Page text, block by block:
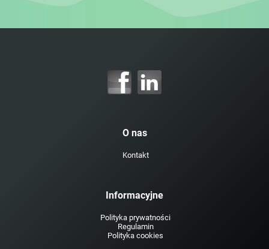
O nas
Kontakt
Informacyjne
Polityka prywatności
Regulamin
Polityka cookies